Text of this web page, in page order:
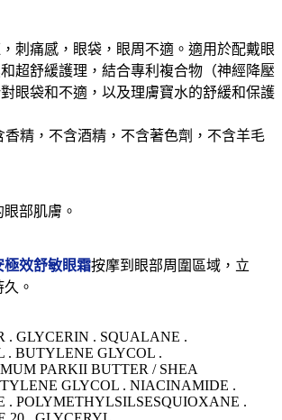
刺痛感，眼袋，眼周不適。適用於配戴眼
超舒緩護理，結合專利複合物（神經降壓
眼袋和不適，以及理膚寶水的舒緩和保護
香精，不含酒精，不含著色劑，不含羊毛
部肌膚。
極效舒敏眼霜按摩到眼部周圍區域，立
。
. GLYCERIN . SQUALANE .
. BUTYLENE GLYCOL .
PARKII BUTTER / SHEA
GLYCOL . NIACINAMIDE .
. POLYMETHYLSILSESQUIOXANE .